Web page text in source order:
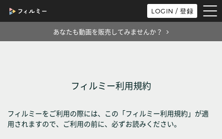
LOGIN / 登録
あなたも動画を販売してみませんか？
フィルミー利用規約
フィルミーをご利用の際には、この「フィルミー利用規約」が適
用されますので、ご利用の前に、必ずお読みください。